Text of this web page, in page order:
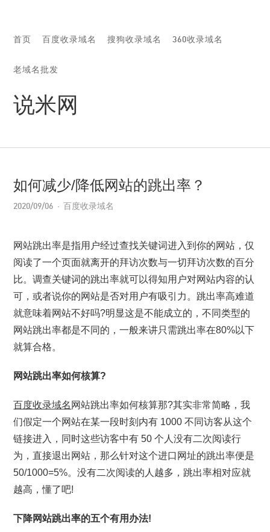
首页 百度收录域名 搜狗收录域名 360收录域名
老域名批发
说米网
如何减少/降低网站的跳出率？
2020/09/06 百度收录域名
网站跳出率是指用户经过查找关键词进入到你的网站，仅
阅读了一个页面就离开的拜访次数与一切拜访次数的百分
比。调查关键词的跳出率就可以得知用户对网站内容的认
可，或者说你的网站是否对用户有吸引力。跳出率高难道
就意味着网站不好吗?明显这是不能成立的，不同类型的
网站跳出率都是不同的，一般来讲只需跳出率在80%以下
就算合格。
网站跳出率如何核算?
百度收录域名 网站跳出率如何核算那?其实非常简略，我
们假定一个网站在某一段时刻内有 1000 不同访客从这个
链接进入，同时这些访客中有 50 个人没有二次阅读行
为，直接退出网站，那么针对这个进口网址的跳出率便是
50/1000=5%。没有二次阅读的人越多，跳出率相对应就
越高，懂了吧!
下降网站跳出率的五个有用办法!